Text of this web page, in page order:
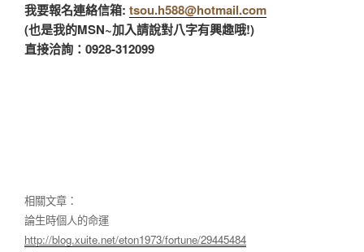
我要報名連絡信箱: tsou.h588@hotmail.com
(也是我的MSN~加入請說對八字有興趣哦!)
直接洽詢：0928-312099
相關文章：
論生時個人的命運
http://blog.xuite.net/eton1973/fortune/29445484